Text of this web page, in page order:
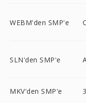
WEBM'den SMP'e
SLN'den SMP'e
MKV'den SMP'e